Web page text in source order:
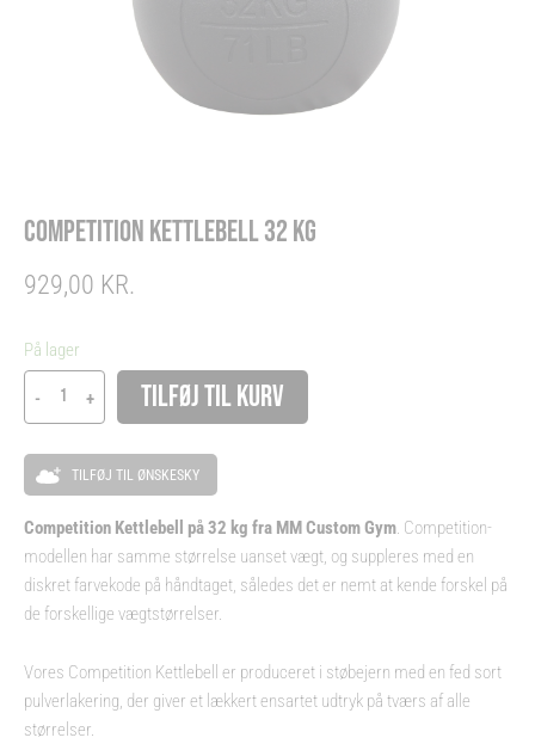
COMPETITION KETTLEBELL 32 KG
929,00 KR.
På lager
-
Competition
Kettlebell
32
kg
antal
+ TILFØJ TIL KURV
TILFØJ TIL ØNSKESKY
Competition Kettlebell på 32 kg fra MM Custom Gym . Competition-
modellen har samme størrelse uanset vægt, og suppleres med en
diskret farvekode på håndtaget, således det er nemt at kende forskel på
de forskellige vægtstørrelser.
Vores Competition Kettlebell er produceret i støbejern med en fed sort
pulverlakering, der giver et lækkert ensartet udtryk på tværs af alle
størrelser.